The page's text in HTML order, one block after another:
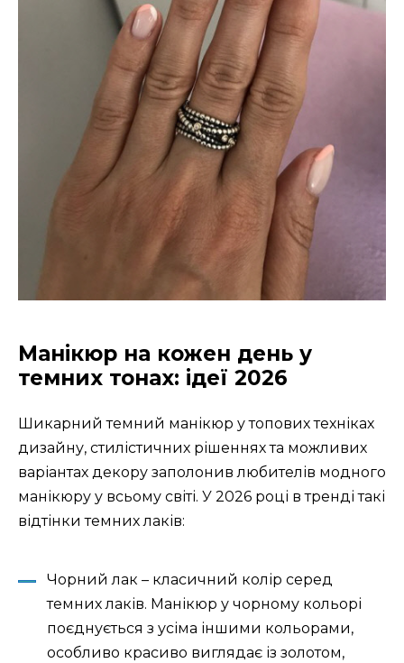
Манікюр на кожен день у
темних тонах: ідеї 2026
Шикарний темний манікюр у топових техніках
дизайну, стилістичних рішеннях та можливих
варіантах декору заполонив любителів модного
манікюру у всьому світі. У 2026 році в тренді такі
відтінки темних лаків:
Чорний лак – класичний колір серед
темних лаків. Манікюр у чорному кольорі
поєднується з усіма іншими кольорами,
особливо красиво виглядає із золотом,